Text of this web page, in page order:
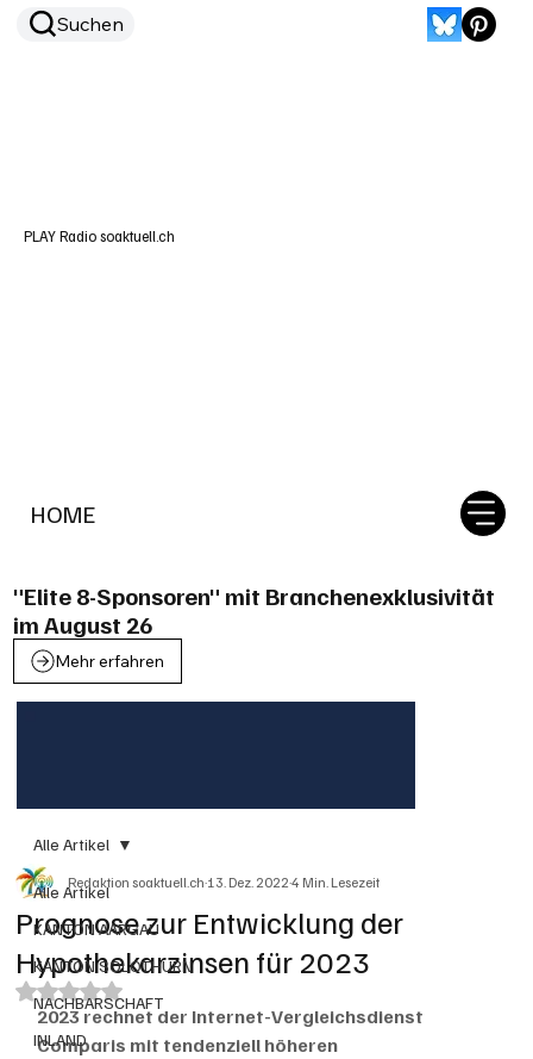
HOME
Suchen
PLAY Radio soaktuell.ch
"Elite 8-Sponsoren" mit Branchenexklusivität
im August 26
Mehr erfahren
Alle Artikel
KANTON AARGAU
KANTON SOLOTHURN
NACHBARSCHAFT
INLAND
Alle Artikel
Prognose zur Entwicklung der
Hypothekarzinsen für 2023
Redaktion soaktuell.ch13. Dez. 20224 Min. Lesezeit
Mit NaN von 5 Sternen bewertet.
2023 rechnet der Internet-Vergleichsdienst
Comparis mit tendenziell höheren